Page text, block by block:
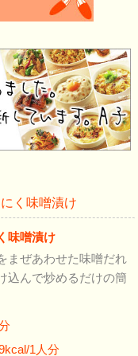
く味噌漬け
味噌漬け
まぜあわせた味噌だれ
込んで炒めるだけの簡
1人分